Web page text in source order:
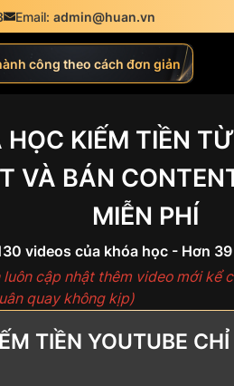
Email: admin@huan.vn
công theo cách đơn giản
HỌC KIẾM TIỀN
VÀ BÁN
MIỄN PHÍ
videos của khóa học - Hơn
luôn cập nhật thêm video mới kể
quay không kịp)
TIỀN YOUTUBE